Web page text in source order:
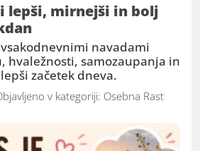
lepši, mirnejši in bolj
navadami
hvaležnosti, samozaupanja in
začetek dneva.
v kategoriji: Osebna Rast